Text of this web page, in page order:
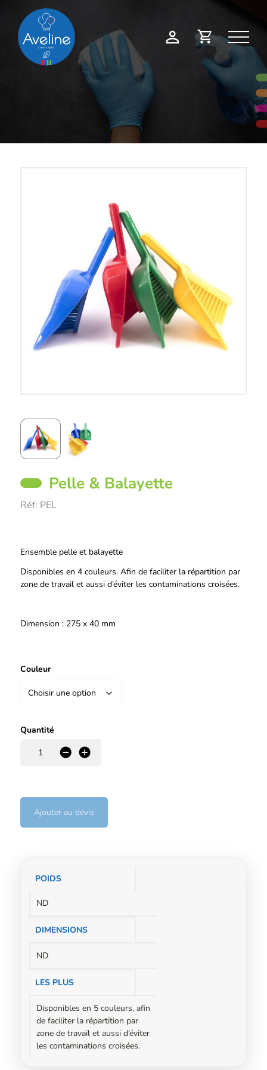
Mon
compte
Demande
de
devis
Pelle & Balayette
Réf: PEL
Ensemble pelle et balayette
Disponibles en 4 couleurs. Afin de faciliter la répartition par
zone de travail et aussi d’éviter les contaminations croisées.
Dimension : 275 x 40 mm
Couleur
Quantité
+
-
Ajouter au devis
Informations
POIDS
ND
DIMENSIONS
ND
LES PLUS
Disponibles en 5 couleurs, afin
de faciliter la répartition par
zone de travail et aussi d’éviter
les contaminations croisées.